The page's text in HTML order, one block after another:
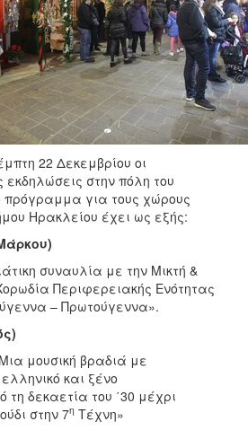
22 Δεκεμβρίου οι
εκδηλώσεις στην πόλη του
πρόγραμμα για τους χώρους
Ηρακλείου έχει ως εξής:
συναυλία με την Μικτή &
Περιφερειακής Ενότητας
– Πρωτούγεννα».
Μια μουσική βραδιά με
και ξένο
δεκαετία του ΄30 μέχρι
στην 7η Τέχνη»